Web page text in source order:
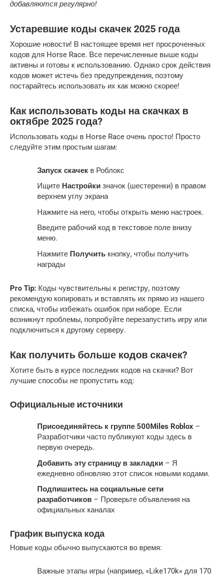
добавляются регулярно!
Устаревшие коды скачек 2025 года
Хорошие новости! В настоящее время нет просроченных
кодов для Horse Race. Все перечисленные выше коды
активны и готовы к использованию. Однако срок действия
кодов может истечь без предупреждения, поэтому
постарайтесь использовать их как можно скорее!
Как использовать коды на скачках в
октябре 2025 года?
Использовать коды в Horse Race очень просто! Просто
следуйте этим простым шагам:
Запуск скачек в Роблокс
Ищите Настройки значок (шестеренки) в правом
верхнем углу экрана
Нажмите на него, чтобы открыть меню настроек.
Введите рабочий код в текстовое поле внизу
меню.
Нажмите Получить кнопку, чтобы получить
награды
Pro Tip: Коды чувствительны к регистру, поэтому
рекомендую копировать и вставлять их прямо из нашего
списка, чтобы избежать ошибок при наборе. Если
возникнут проблемы, попробуйте перезапустить игру или
подключиться к другому серверу.
Как получить больше кодов скачек?
Хотите быть в курсе последних кодов на скачки? Вот
лучшие способы не пропустить код:
Официальные источники
Присоединяйтесь к группе 500Miles Roblox –
Разработчики часто публикуют коды здесь в
первую очередь.
Добавить эту страницу в закладки – Я
ежедневно обновляю этот список новыми кодами.
Подпишитесь на социальные сети
разработчиков – Проверьте объявления на
официальных каналах
График выпуска кода
Новые коды обычно выпускаются во время:
Важные этапы игры (например, «Like170k» для 170